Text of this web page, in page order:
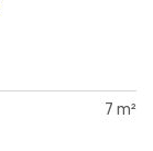
7 m²